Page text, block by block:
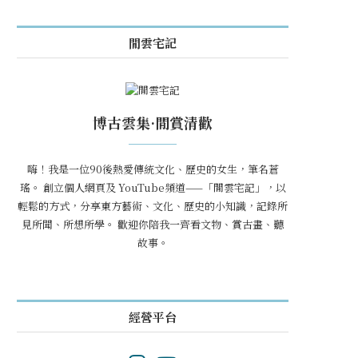
閒雲宅記
博古雲集·閒賞清歡
嗨！我是一位90後熱愛傳統文化、歷史的女生，筆名蒼
瑤。 創立個人網頁及 YouTube頻道——「閒雲宅記」，以
輕鬆的方式，分享東方藝術、文化、歷史的小知識，記錄所
見所聞、所想所學。 歡迎你陪我一齊看文物、賞古畫、聽
故事。
經營平台